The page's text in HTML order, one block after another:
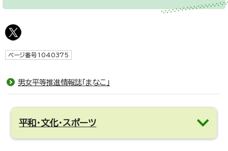
ページ番号1040375
男女平等推進情報誌「まなこ」
平和・文化・スポーツ